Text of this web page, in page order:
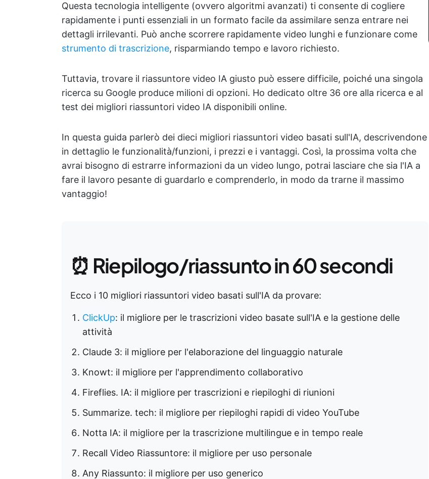
Questa tecnologia intelligente (ovvero algoritmi avanzati) ti consente di cogliere
rapidamente i punti essenziali in un formato facile da assimilare senza entrare nei
dettagli irrilevanti. Può anche scorrere rapidamente video lunghi e funzionare come
strumento di trascrizione, risparmiando tempo e lavoro richiesto.
Tuttavia, trovare il riassuntore video IA giusto può essere difficile, poiché una singola
ricerca su Google produce milioni di opzioni. Ho dedicato oltre 36 ore alla ricerca e al
test dei migliori riassuntori video IA disponibili online.
In questa guida parlerò dei dieci migliori riassuntori video basati sull'IA, descrivendone
in dettaglio le funzionalità/funzioni, i prezzi e i vantaggi. Così, la prossima volta che
avrai bisogno di estrarre informazioni da un video lungo, potrai lasciare che sia l'IA a
fare il lavoro pesante di guardarlo e comprenderlo, in modo da trarne il massimo
vantaggio!
⏰ Riepilogo/riassunto in 60 secondi
Ecco i 10 migliori riassuntori video basati sull'IA da provare:
ClickUp: il migliore per le trascrizioni video basate sull'IA e la gestione delle
attività
Claude 3: il migliore per l'elaborazione del linguaggio naturale
Knowt: il migliore per l'apprendimento collaborativo
Fireflies. IA: il migliore per trascrizioni e riepiloghi di riunioni
Summarize. tech: il migliore per riepiloghi rapidi di video YouTube
Notta IA: il migliore per la trascrizione multilingue e in tempo reale
Recall Video Riassuntore: il migliore per uso personale
Any Riassunto: il migliore per uso generico